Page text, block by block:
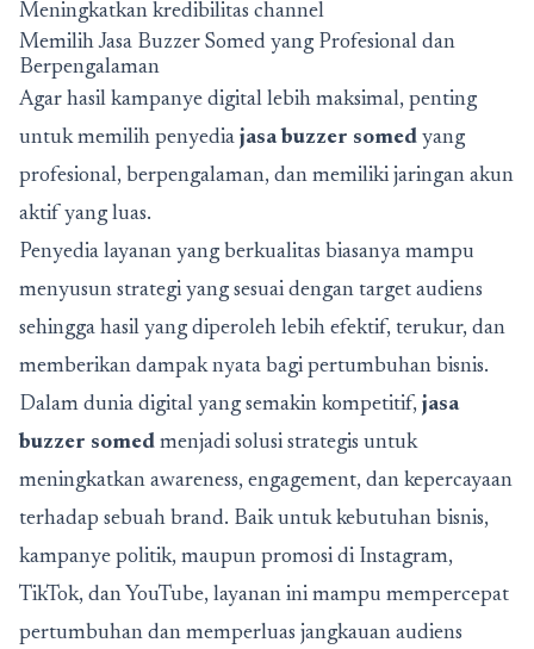
Meningkatkan kredibilitas channel
Memilih Jasa Buzzer Somed yang Profesional dan
Berpengalaman
Agar hasil kampanye digital lebih maksimal, penting
untuk memilih penyedia jasa buzzer somed yang
profesional, berpengalaman, dan memiliki jaringan akun
aktif yang luas.
Penyedia layanan yang berkualitas biasanya mampu
menyusun strategi yang sesuai dengan target audiens
sehingga hasil yang diperoleh lebih efektif, terukur, dan
memberikan dampak nyata bagi pertumbuhan bisnis.
Dalam dunia digital yang semakin kompetitif, jasa
buzzer somed menjadi solusi strategis untuk
meningkatkan awareness, engagement, dan kepercayaan
terhadap sebuah brand. Baik untuk kebutuhan bisnis,
kampanye politik, maupun promosi di Instagram,
TikTok, dan YouTube, layanan ini mampu mempercepat
pertumbuhan dan memperluas jangkauan audiens